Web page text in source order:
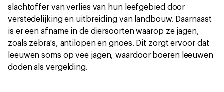
slachtoffer van verlies van hun leefgebied door
verstedelijking en uitbreiding van landbouw. Daarnaast
is er een afname in de diersoorten waarop ze jagen,
zoals zebra's, antilopen en gnoes. Dit zorgt ervoor dat
leeuwen soms op vee jagen, waardoor boeren leeuwen
doden als vergelding.